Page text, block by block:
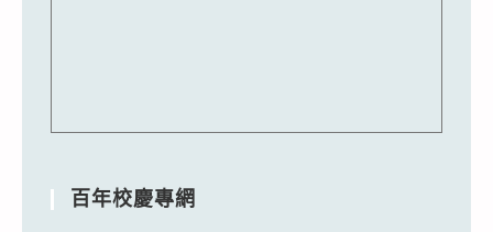
百年校慶專網